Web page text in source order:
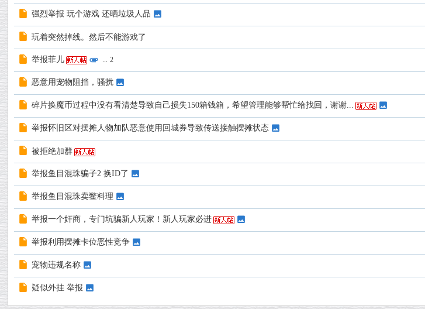
强烈举报 玩个游戏 还晒垃圾人品
玩着突然掉线。然后不能游戏了
举报菲儿 ... 2
恶意用宠物阻挡，骚扰
碎片换魔币过程中没有看清楚导致自己损失150箱钱箱，希望管理能够帮忙给找回，谢谢...
举报怀旧区对摆摊人物加队恶意使用回城券导致传送接触摆摊状态
被拒绝加群
举报鱼目混珠骗子2 换ID了
举报鱼目混珠卖鳖料理
举报一个奸商，专门坑骗新人玩家！新人玩家必进
举报利用摆摊卡位恶性竞争
宠物违规名称
疑似外挂 举报